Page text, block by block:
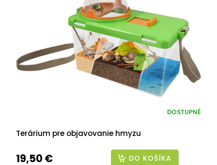
Terárium pre objavovanie hmyzu
DOSTUPNÉ
19,50 € DO KOŠÍKA